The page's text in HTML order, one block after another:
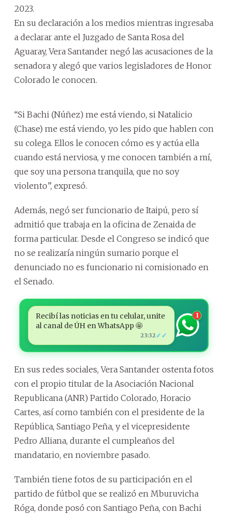
2023.
En su declaración a los medios mientras ingresaba
a declarar ante el Juzgado de Santa Rosa del
Aguaray, Vera Santander negó las acusaciones de la
senadora y alegó que varios legisladores de Honor
Colorado le conocen.
“Si Bachi (Núñez) me está viendo, si Natalicio
(Chase) me está viendo, yo les pido que hablen con
su colega. Ellos le conocen cómo es y actúa ella
cuando está nerviosa, y me conocen también a mí,
que soy una persona tranquila, que no soy
violento”, expresó.
Además, negó ser funcionario de Itaipú, pero sí
admitió que trabaja en la oficina de Zenaida de
forma particular. Desde el Congreso se indicó que
no se realizaría ningún sumario porque el
denunciado no es funcionario ni comisionado en
el Senado.
Recibí las noticias en tu celular, unite
al canal de ÚH en WhatsApp 🤩
23:32 ✓✓
1
En sus redes sociales, Vera Santander ostenta fotos
con el propio titular de la Asociación Nacional
Republicana (ANR) Partido Colorado, Horacio
Cartes, así como también con el presidente de la
República, Santiago Peña, y el vicepresidente
Pedro Alliana, durante el cumpleaños del
mandatario, en noviembre pasado.
También tiene fotos de su participación en el
partido de fútbol que se realizó en Mburuvicha
Róga, donde posó con Santiago Peña, con Bachi